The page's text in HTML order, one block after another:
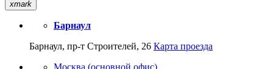
xmark
Барнаул
Барнаул, пр-т Строителей, 26 Карта проезда